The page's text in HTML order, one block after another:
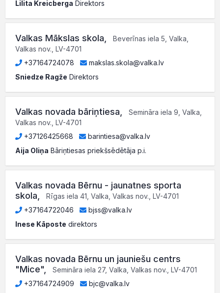
Lilita Kreicberga Direktors
Valkas Mākslas skola
Beverīnas iela 5, Valka,
Valkas nov., LV-4701
+37164724078
makslas.skola@valka.lv
Sniedze Ragže Direktors
Valkas novada bāriņtiesa
Semināra iela 9, Valka,
Valkas nov., LV-4701
+37126425668
barintiesa@valka.lv
Aija Oliņa Bāriņtiesas priekšsēdētāja p.i.
Valkas novada Bērnu - jaunatnes sporta
skola
Rīgas iela 41, Valka, Valkas nov., LV-4701
+37164722046
bjss@valka.lv
Inese Kāposte direktors
Valkas novada Bērnu un jauniešu centrs
"Mice"
Semināra iela 27, Valka, Valkas nov., LV-4701
+37164724909
bjc@valka.lv